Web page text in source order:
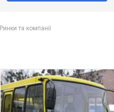
Ринки та компанії